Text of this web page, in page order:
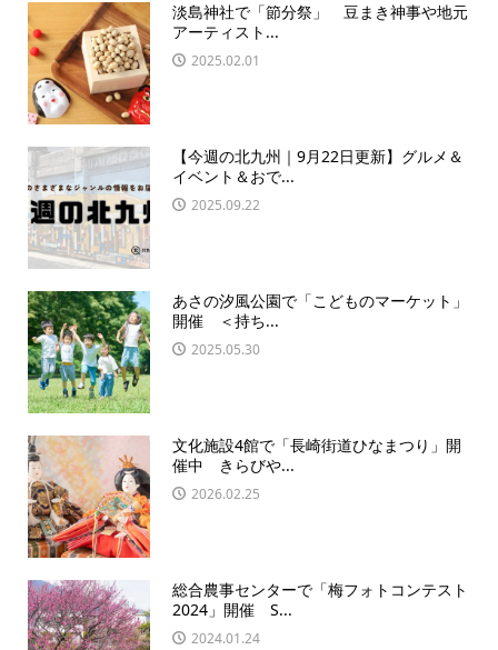
淡島神社で「節分祭」 豆まき神事や地元
アーティスト...
2025.02.01
【今週の北九州｜9月22日更新】グルメ＆
イベント＆おで...
2025.09.22
あさの汐風公園で「こどものマーケット」
開催 ＜持ち...
2025.05.30
文化施設4館で「長崎街道ひなまつり」開
催中 きらびや...
2026.02.25
総合農事センターで「梅フォトコンテスト
2024」開催 S...
2024.01.24